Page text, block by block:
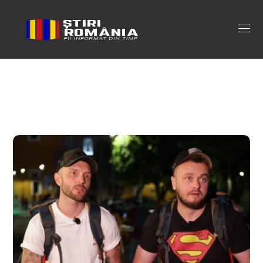
nelu cortea si catalin bordea Tag